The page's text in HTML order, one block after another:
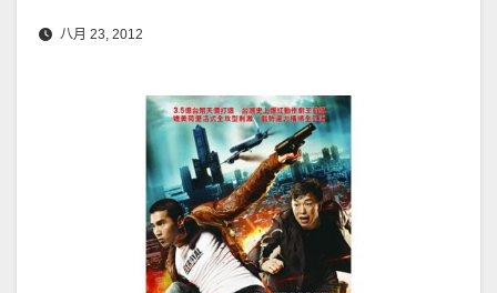
八月 23, 2012